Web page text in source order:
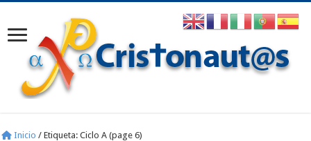
Inicio / Etiqueta:Ciclo A (page 6)